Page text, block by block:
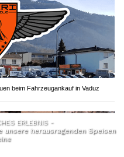
beim Fahrzeugankauf in Vaduz